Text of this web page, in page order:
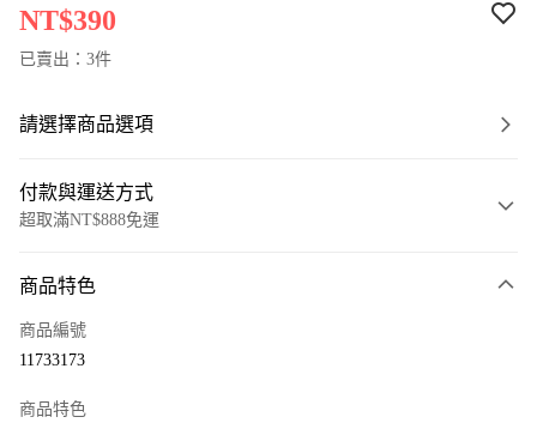
NT$390
已賣出：3件
請選擇商品選項
付款與運送方式
超取滿NT$888免運
信用卡一次付款
商品特色
商品編號
11733173
商品特色